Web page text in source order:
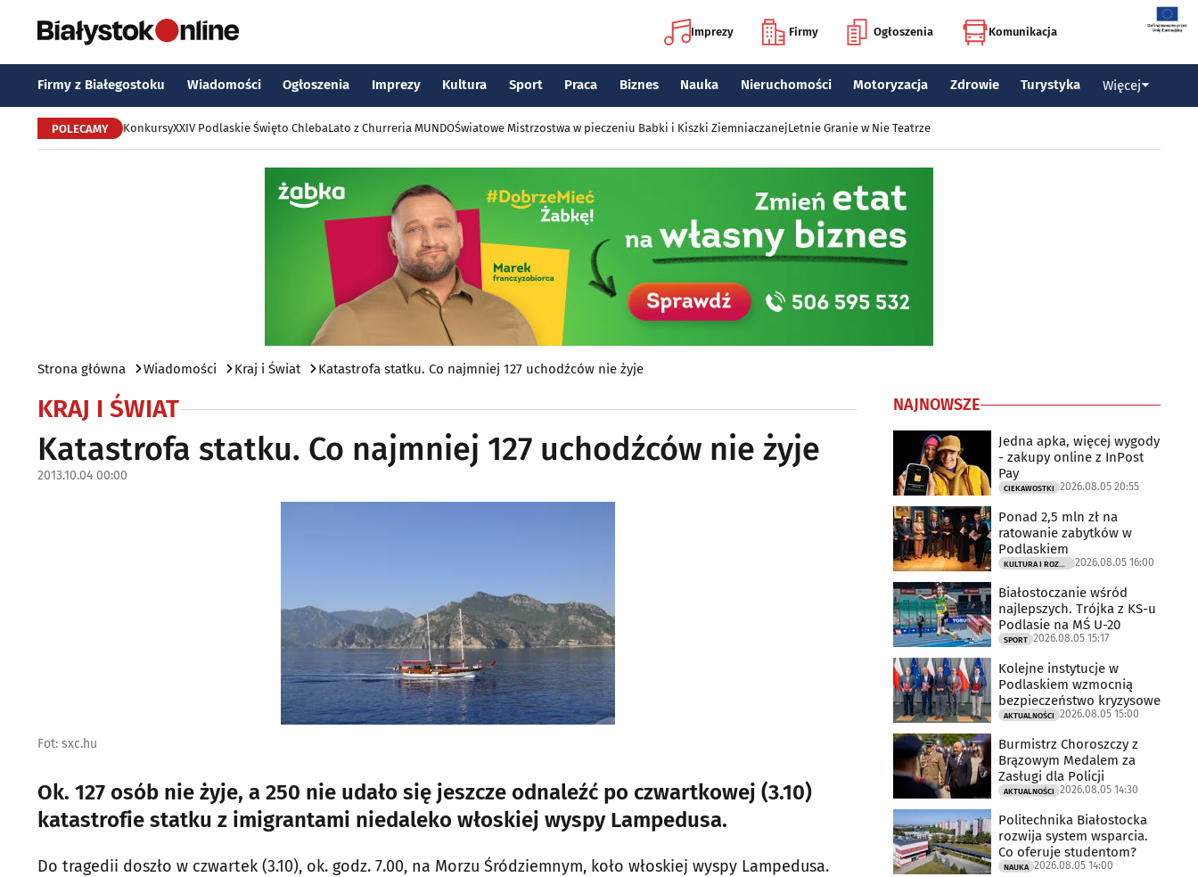
Imprezy Firmy Ogłoszenia Komunikacja
Firmy z Białegostoku Wiadomości Ogłoszenia Imprezy Kultura Sport Praca Biznes Nauka Nieruchomości Motoryzacja Zdrowie Turystyka Więcej
POLECAMY KonkursyXXIV Podlaskie Święto ChlebaLato z Churreria MUNDOŚwiatowe Mistrzostwa w pieczeniu Babki i Kiszki ZiemniaczanejLetnie Granie w Nie Teatrze
Strona główna Wiadomości Kraj i Świat Katastrofa statku. Co najmniej 127 uchodźców nie żyje
KRAJ I ŚWIAT
Katastrofa statku. Co najmniej 127 uchodźców nie żyje
2013.10.04 00:00
Fot: sxc.hu
Ok. 127 osób nie żyje, a 250 nie udało się jeszcze odnaleźć po czwartkowej (3.10)
katastrofie statku z imigrantami niedaleko włoskiej wyspy Lampedusa.
Do tragedii doszło w czwartek (3.10), ok. godz. 7.00, na Morzu Śródziemnym, koło włoskiej wyspy Lampedusa.
NAJNOWSZE
Jedna apka, więcej wygody
- zakupy online z InPost
Pay
CIEKAWOSTKI 2026.08.05 20:55
Ponad 2,5 mln zł na
ratowanie zabytków w
Podlaskiem
2026.08.05 16:00
Białostoczanie wśród
najlepszych. Trójka z KS-u
Podlasie na MŚ U-20
SPORT 2026.08.05 15:17
Kolejne instytucje w
Podlaskiem wzmocnią
bezpieczeństwo kryzysowe
AKTUALNOŚCI 2026.08.05 15:00
Burmistrz Choroszczy z
Brązowym Medalem za
Zasługi dla Policji
AKTUALNOŚCI 2026.08.05 14:30
Politechnika Białostocka
rozwija system wsparcia.
Co oferuje studentom?
NAUKA 2026.08.05 14:00